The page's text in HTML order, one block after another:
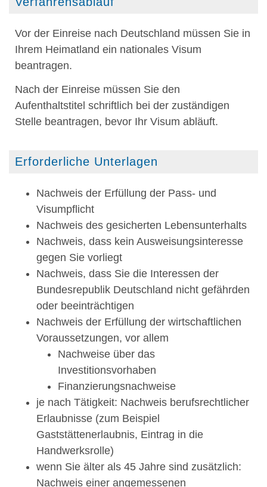
Vor der Einreise nach Deutschland müssen Sie in
Ihrem Heimatland ein nationales Visum
beantragen.
Nach der Einreise müssen Sie den
Aufenthaltstitel schriftlich bei der zuständigen
Stelle beantragen, bevor Ihr Visum abläuft.
Erforderliche Unterlagen
Nachweis der Erfüllung der Pass- und
Visumpflicht
Nachweis des gesicherten Lebensunterhalts
Nachweis, dass kein Ausweisungsinteresse
gegen Sie vorliegt
Nachweis, dass Sie die Interessen der
Bundesrepublik Deutschland nicht gefährden
oder beeinträchtigen
Nachweis der Erfüllung der wirtschaftlichen
Voraussetzungen, vor allem
Nachweise über das
Investitionsvorhaben
Finanzierungsnachweise
je nach Tätigkeit: Nachweis berufsrechtlicher
Erlaubnisse (zum Beispiel
Gaststättenerlaubnis, Eintrag in die
Handwerksrolle)
wenn Sie älter als 45 Jahre sind zusätzlich:
Nachweis einer angemessenen